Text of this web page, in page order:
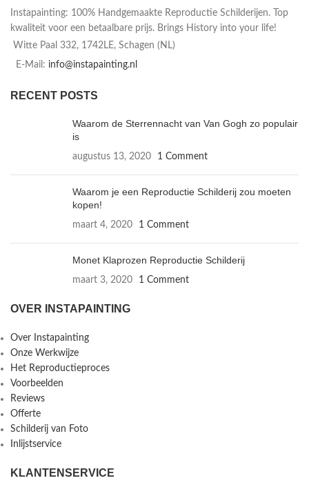
Instapainting: 100% Handgemaakte Reproductie Schilderijen. Top
kwaliteit voor een betaalbare prijs. Brings History into your life!
Witte Paal 332, 1742LE, Schagen (NL)
E-Mail: info@instapainting.nl
RECENT POSTS
Waarom de Sterrennacht van Van Gogh zo populair
is
augustus 13, 2020 1 Comment
Waarom je een Reproductie Schilderij zou moeten
kopen!
maart 4, 2020 1 Comment
Monet Klaprozen Reproductie Schilderij
maart 3, 2020 1 Comment
OVER INSTAPAINTING
Over Instapainting
Onze Werkwijze
Het Reproductieproces
Voorbeelden
Reviews
Offerte
Schilderij van Foto
Inlijstservice
KLANTENSERVICE